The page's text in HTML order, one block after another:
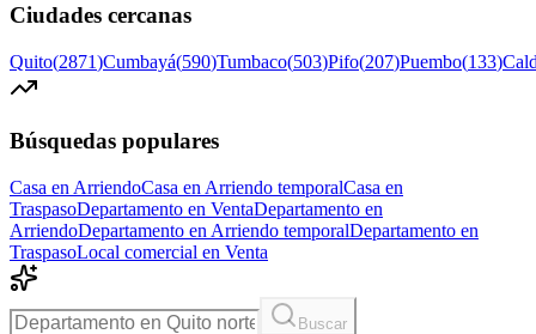
Ciudades cercanas
Quito(2871)Cumbayá(590)Tumbaco(503)Pifo(207)Puembo(133)
Búsquedas populares
Casa en ArriendoCasa en Arriendo temporalCasa en
TraspasoDepartamento en VentaDepartamento en
ArriendoDepartamento en Arriendo temporalDepartamento en
TraspasoLocal comercial en Venta
Buscar